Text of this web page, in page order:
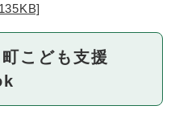
こども支援